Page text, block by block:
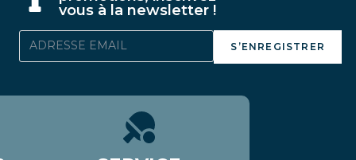
vous à la newsletter !
S’ENREGISTRER